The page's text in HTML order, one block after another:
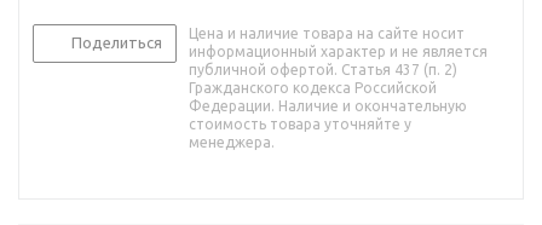
Поделиться
Цена и наличие товара на сайте носит
информационный характер и не является
публичной офертой. Статья 437 (п. 2)
Гражданского кодекса Российской
Федерации. Наличие и окончательную
стоимость товара уточняйте у
менеджера.